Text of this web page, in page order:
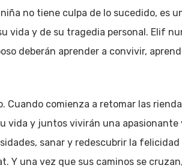
no tiene culpa de lo sucedido, es
vida y de su tragedia personal. Elif
deberán aprender a convivir,
Cuando comienza a retomar las
vida y juntos vivirán una
sanar y redescubrir la
Y una vez que sus caminos se